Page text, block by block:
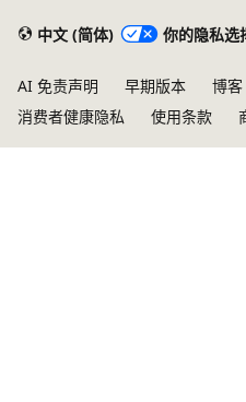
中文 (简体) 你的隐私选
AI 免责声明 早期版本 博客
消费者健康隐私
使用条款